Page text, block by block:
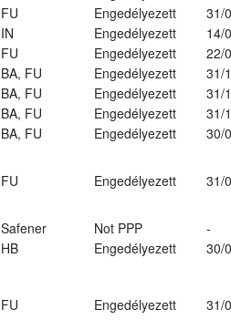
FU Engedélyezett
31/
IN Engedélyezett
14/
FU Engedélyezett
22/
BA, FU Engedélyezett
31/
BA, FU Engedélyezett
31/
BA, FU Engedélyezett
31/
BA, FU Engedélyezett
30/
FU Engedélyezett 31/
Safener Not PPP
-
HB Engedélyezett
30/
FU Engedélyezett 31/